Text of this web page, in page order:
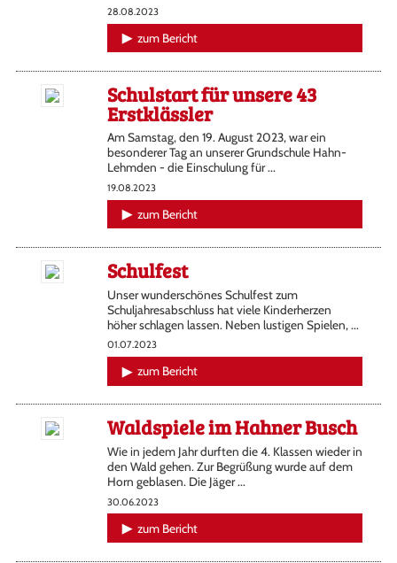
28.08.2023
zum Bericht
Schulstart für unsere 43
Erstklässler
Am Samstag, den 19. August 2023, war ein
besonderer Tag an unserer Grundschule Hahn-
Lehmden - die Einschulung für ...
19.08.2023
zum Bericht
Schulfest
Unser wunderschönes Schulfest zum
Schuljahresabschluss hat viele Kinderherzen
höher schlagen lassen. Neben lustigen Spielen, ...
01.07.2023
zum Bericht
Waldspiele im Hahner Busch
Wie in jedem Jahr durften die 4. Klassen wieder in
den Wald gehen. Zur Begrüßung wurde auf dem
Horn geblasen. Die Jäger ...
30.06.2023
zum Bericht